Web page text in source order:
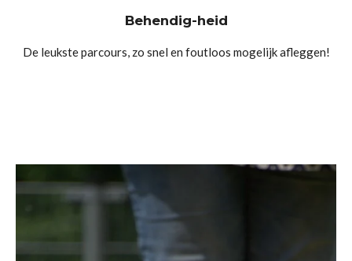
Behendig-heid
De leukste parcours, zo snel en foutloos mogelijk afleggen!